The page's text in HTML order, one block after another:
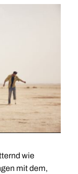
wie
mit dem,